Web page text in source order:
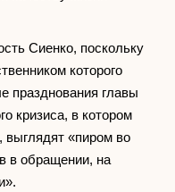
Сиенко, поскольку
которого
празднования главы
кризиса, в котором
выглядят «пиром во
в обращении, на